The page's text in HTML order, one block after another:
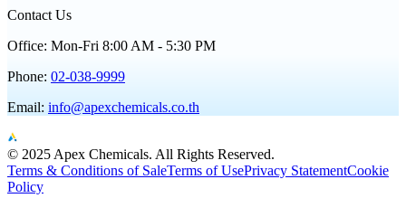
Contact Us
Office: Mon-Fri 8:00 AM - 5:30 PM
Phone: 02-038-9999
Email: info@apexchemicals.co.th
© 2025 Apex Chemicals. All Rights Reserved.
Terms & Conditions of SaleTerms of UsePrivacy StatementCookie
Policy